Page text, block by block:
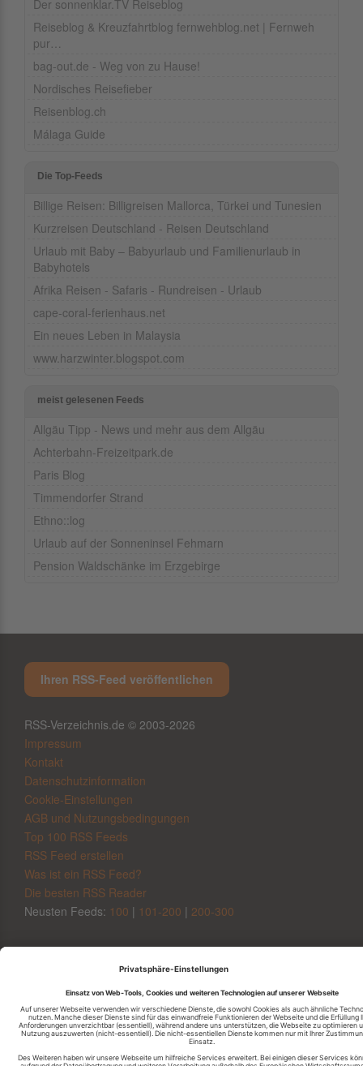
Der sonnenklar.TV Reiseblog
Reiseblog & Kreuzfahrtblog fernwehblog.net | Fernweh
pur…
bag-out.de - Weg von zu Hause!
Nordisches Reisefieber
Reisenblog.ch
Málaga Guide
Die Top-Feeds
Billige Reisen: Billigreisen Mallorca, Türkei und Tunesien
Kurzreisen Deutschland - Reisen Deutschland
Urlaub mit Baby – Babyurlaub und Familienurlaub in
Babyhotels
Afrika Reisen - Safaris - Rundreisen - Urlaub
cape-coral-ferienhaus.net
Ein neues Leben in Malaysia
www.harzwinter.blogspot.com
meist gelesenen Feeds
Allgäu Tipp - News und mehr aus dem Allgäu
Achterbahn-Freizeitpark.de
Paris Blog
Timmendorfer Strand
Ethno::log
Urlaub auf der Sonneninsel Fehmarn
Pension Waldschänke im Erzgebirge
Ihren RSS-Feed veröffentlichen
RSS-Verzeichnis.de © 2003-2026
Impressum
Kontakt
Datenschutzinformation
Cookie-Einstellungen
AGB und Nutzungsbedingungen
Top 100 RSS Feeds
RSS Feed erstellen
Was ist ein RSS Feed?
Die besten RSS Reader
Neusten Feeds: 100 | 101-200 | 200-300